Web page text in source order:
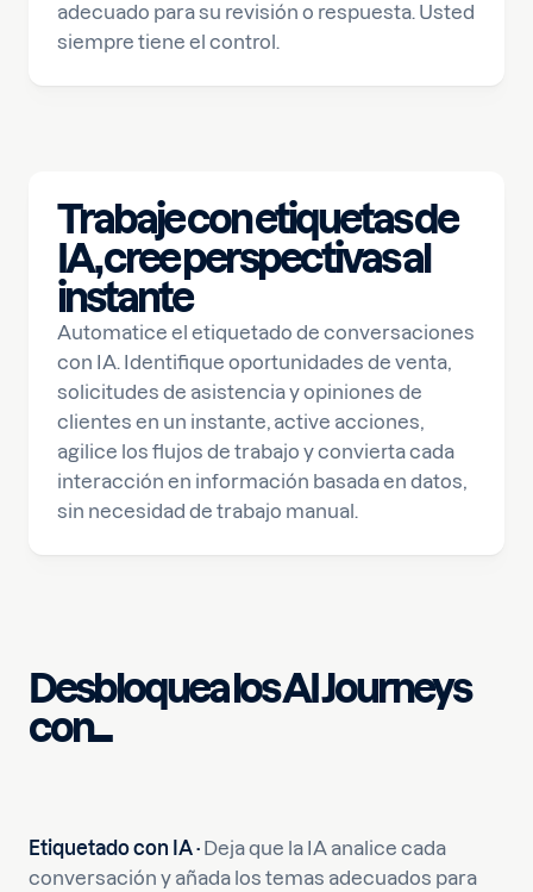
adecuado para su revisión o respuesta. Usted
siempre tiene el control.
Trabaje con etiquetas de
IA, cree perspectivas al
instante
Automatice el etiquetado de conversaciones
con IA. Identifique oportunidades de venta,
solicitudes de asistencia y opiniones de
clientes en un instante, active acciones,
agilice los flujos de trabajo y convierta cada
interacción en información basada en datos,
sin necesidad de trabajo manual.
Desbloquea los AI Journeys
con...
Etiquetado con IA · Deja que la IA analice cada
conversación y añada los temas adecuados para